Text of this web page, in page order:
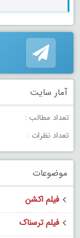
آمار سایت
تعداد مطالب :
تعداد نظرات :
موضوعات
فیلم اکشن
فیلم ترسناک